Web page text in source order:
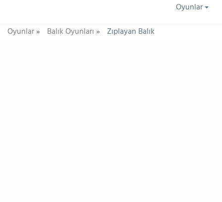
Oyunlar
Oyunlar» Balık Oyunları» Zıplayan Balık